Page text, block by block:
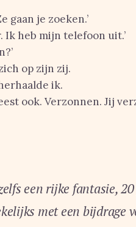
gaan je zoeken.’
Ik heb mijn telefoon uit.’
op zijn zij.
ik.
ook. Verzonnen. Jij
een rijke fantasie,
met een bijdrage